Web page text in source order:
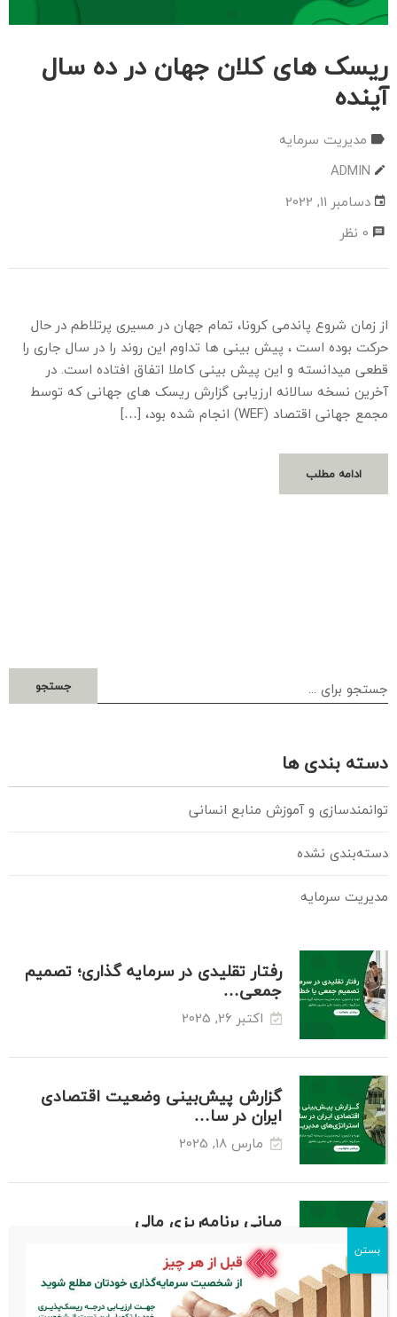
ریسک های کلان جهان در ده سال
آینده
مدیریت سرمایه
ADMIN
دسامبر 11, 2022
0 نظر
از زمان شروع پاندمی کرونا، تمام جهان در مسیری پرتلاطم در حال
حرکت بوده است ، پیش بینی ها تداوم این روند را در سال جاری را
قطعی میدانسته و این پیش بینی کاملا اتفاق افتاده است. در
آخرین نسخه سالانه ارزیابی گزارش ریسک های جهانی که توسط
مجمع جهانی اقتصاد (WEF) انجام شده بود، […]
ادامه مطلب
جستجو
دسته بندی ها
توانمندسازی و آموزش منابع انسانی
دسته‌بندی نشده
مدیریت سرمایه
رفتار تقليدی در سرمایه گذاری؛ تصمیم
جمعی…
اکتبر 26, 2025
گزارش پیش‌بینی وضعیت اقتصادی
ایران در سا…
مارس 18, 2025
مبانی برنامه‌ریزی مالی
اکتبر 15, 2024